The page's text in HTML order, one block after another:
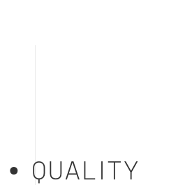
• QUALITY